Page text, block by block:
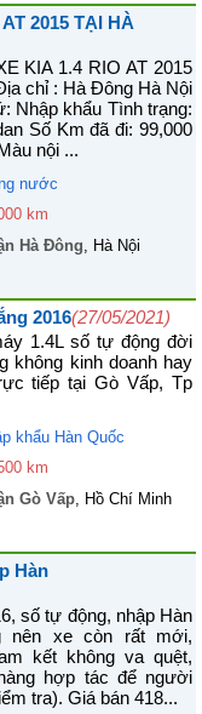
2015 TẠI HÀ
KIA 1.4 RIO AT 2015
chỉ : Hà Đông Hà Nội
Nhập khẩu Tình trạng:
Số Km đã đi: 99,000
nội ...
nước
km
Hà Đông, Hà Nội
2016(27/05/2021)
1.4L số tự động đời
không kinh doanh hay
tiếp tại Gò Vấp, Tp
khẩu Hàn Quốc
km
Gò Vấp, Hồ Chí Minh
Hàn
số tự động, nhập Hàn
nên xe còn rất mới,
kết không va quệt,
hợp tác để người
tra). Giá bán 418...